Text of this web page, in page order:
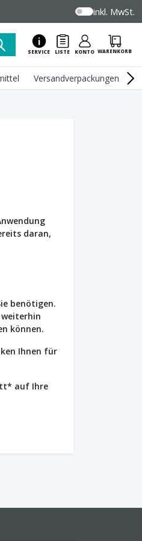
inkl. MwSt.
SERVICE LISTE KONTO WARENKORB
Versandverpackungen
daran,
benötigen.
weiterhin
können.
Ihnen für
auf Ihre